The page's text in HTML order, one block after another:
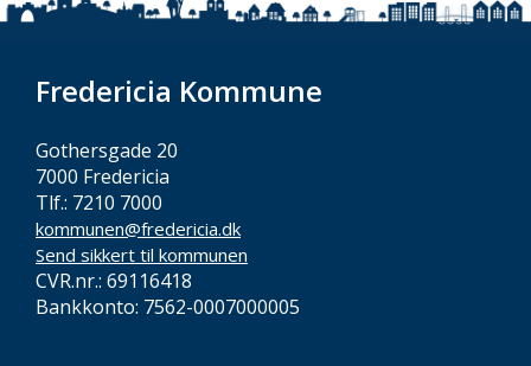
Fredericia Kommune
Gothersgade 20
7000 Fredericia
Tlf.: 7210 7000
kommunen@fredericia.dk
Send sikkert til kommunen
CVR.nr.: 69116418
Bankkonto: 7562-0007000005